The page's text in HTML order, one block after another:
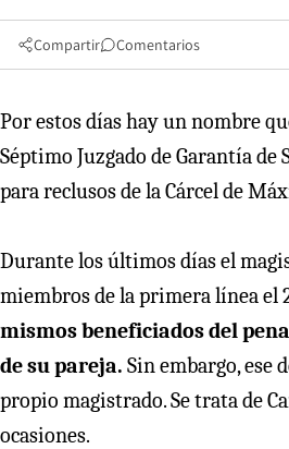
Compartir Comentarios
Por estos días hay un nombre
Séptimo Juzgado de Garantía
para reclusos de la Cárcel de
Durante los últimos días el
miembros de la primera línea el
mismos beneficiados del
de su pareja. Sin embargo, ese
propio magistrado. Se trata de
ocasiones.